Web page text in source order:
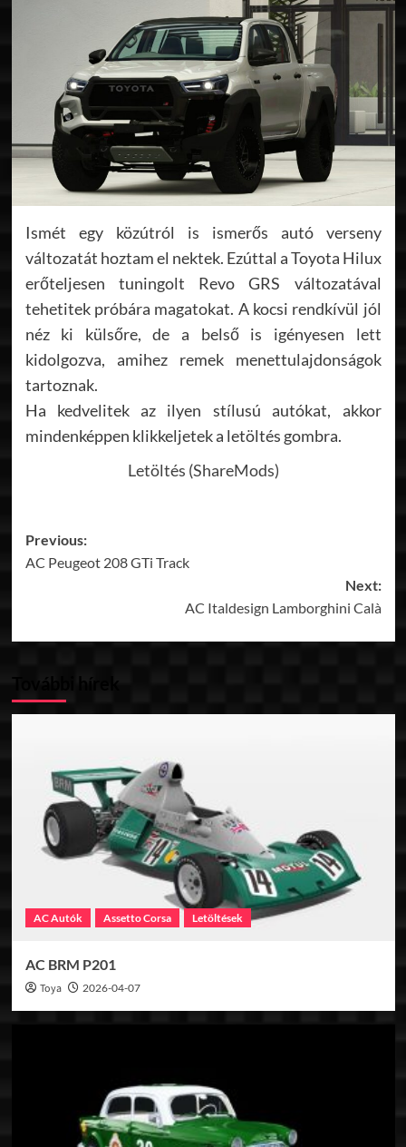
Ismét egy közútról is ismerős autó verseny
változatát hoztam el nektek. Ezúttal a Toyota Hilux
erőteljesen tuningolt Revo GRS változatával
tehetitek próbára magatokat. A kocsi rendkívül jól
néz ki külsőre, de a belső is igényesen lett
kidolgozva, amihez remek menettulajdonságok
tartoznak.
Ha kedvelitek az ilyen stílusú autókat, akkor
mindenképpen klikkeljetek a letöltés gombra.
Letöltés (ShareMods)
Post
navigation
Previous:
AC Peugeot 208 GTi Track
Next:
AC Italdesign Lamborghini Calà
AC Autók Assetto Corsa Letöltések
AC BRM P201
Toya 2026-04-07